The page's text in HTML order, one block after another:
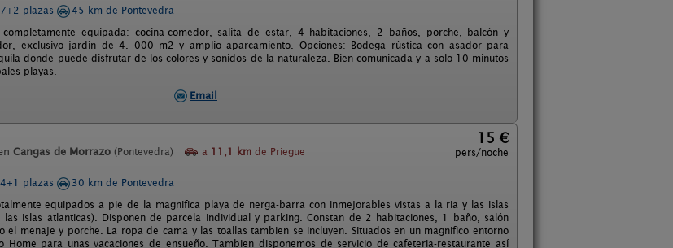
7+2 plazas
45 km de Pontevedra
completamente equipada: cocina-comedor, salita de estar, 4 habitaciones, 2 baños, porche, balcón y
exclusivo jardín de 4. 000 m2 y amplio aparcamiento. Opciones: Bodega rústica con asador para
donde puede disfrutar de los colores y sonidos de la naturaleza. Bien comunicada y a solo 10 minutos
playas.
Email
Cangas de Morrazo (Pontevedra) a 11,1 km de Priegue
15 €
pers/noche
4+1 plazas
30 km de Pontevedra
equipados a pie de la magnifica playa de nerga-barra con inmejorables vistas a la ria y las islas
las islas atlanticas). Disponen de parcela individual y parking. Constan de 2 habitaciones, 1 baño, salón
el menaje y porche. La ropa de cama y las toallas tambien se incluyen. Situados en un magnifico entorno
Home para unas vacaciones de ensueño. Tambien disponemos de servicio de cafeteria-restaurante así